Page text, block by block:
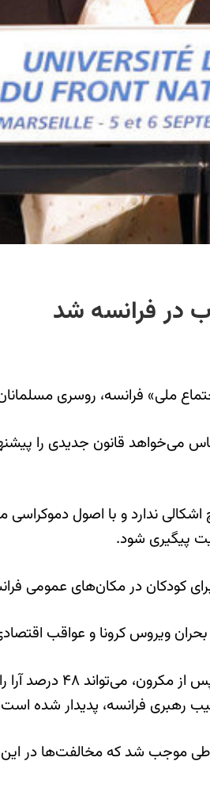
در فرانسه شد
ملی» فرانسه، روسری
قانون جدیدی را
ندارد و با اصول
پیگیری شود.
در مکان‌های عمومی
کرونا و عواقب اقتصادی ناشی از
رهبری فرانسه، پدیدار شده
موجب شد که مخالفت‌ها در این